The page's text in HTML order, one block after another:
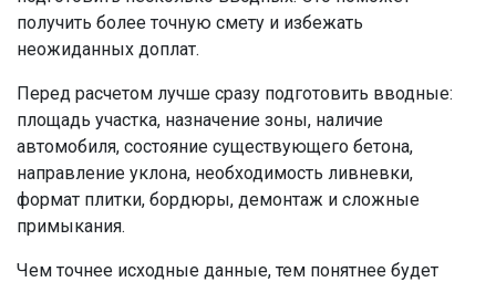
получить более точную смету и избежать
неожиданных доплат.
Перед расчетом лучше сразу подготовить вводные:
площадь участка, назначение зоны, наличие
автомобиля, состояние существующего бетона,
направление уклона, необходимость ливневки,
формат плитки, бордюры, демонтаж и сложные
примыкания.
Чем точнее исходные данные, тем понятнее будет